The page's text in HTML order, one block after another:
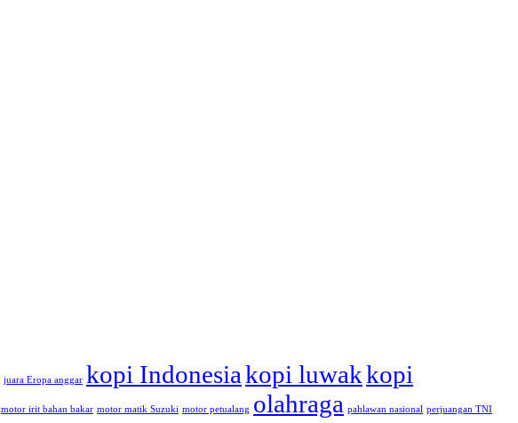
juara Eropa anggar kopi Indonesiakopi luwakkopi
motor irit bahan bakar motor matik Suzuki motor petualang olahraga pahlawan nasional perjuangan TNI